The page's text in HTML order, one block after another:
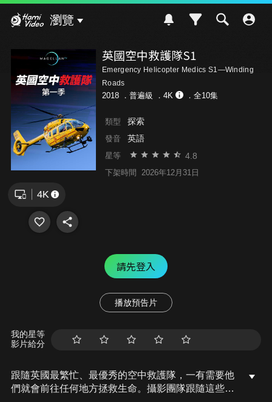
瀏覽
英國空中救護隊S1
Emergency Helicopter Medics S1—Winding
Roads
2018 ． 普遍級 ．4K ．全10集
類型 探索
發音 英語
星等 4.8
下架時間 2026年12月31日
請先登入
播放預告片
我的星等
影片給分
跟隨英國最繁忙、最優秀的空中救護隊，一有需要他
們就會前往任何地方拯救生命。攝影團隊跟隨這些具